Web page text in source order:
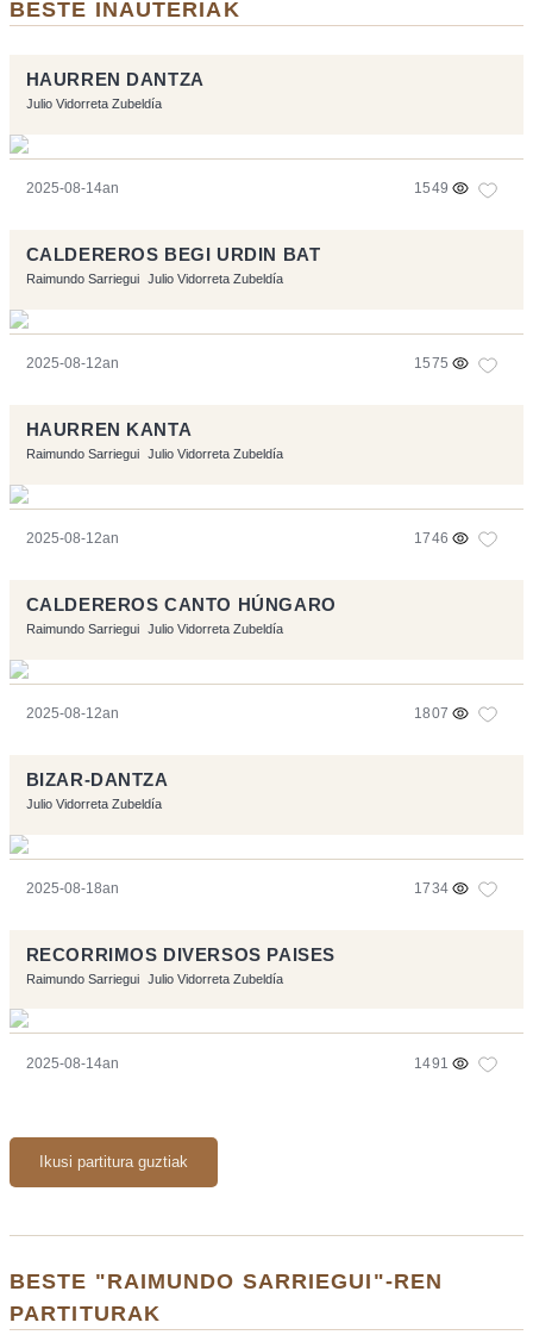
BESTE INAUTERIAK
HAURREN DANTZA
Julio Vidorreta Zubeldía
2025-08-14an 1549
CALDEREROS BEGI URDIN BAT
Raimundo Sarriegui Julio Vidorreta Zubeldía
2025-08-12an 1575
HAURREN KANTA
Raimundo Sarriegui Julio Vidorreta Zubeldía
2025-08-12an 1746
CALDEREROS CANTO HÚNGARO
Raimundo Sarriegui Julio Vidorreta Zubeldía
2025-08-12an 1807
BIZAR-DANTZA
Julio Vidorreta Zubeldía
2025-08-18an 1734
RECORRIMOS DIVERSOS PAISES
Raimundo Sarriegui Julio Vidorreta Zubeldía
2025-08-14an 1491
Ikusi partitura guztiak
BESTE "RAIMUNDO SARRIEGUI"-REN
PARTITURAK